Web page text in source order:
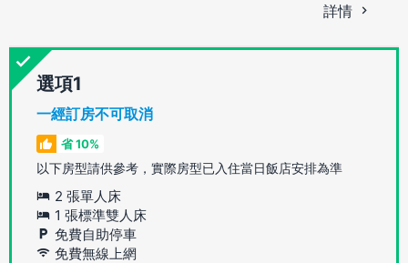
詳情
選項
一經訂房不可取消
省 10%
以下房型請供參考，實際房型已入住當日飯店安排為準
2 張單人床
1 張標準雙人床
免費自助停車
免費無線上網